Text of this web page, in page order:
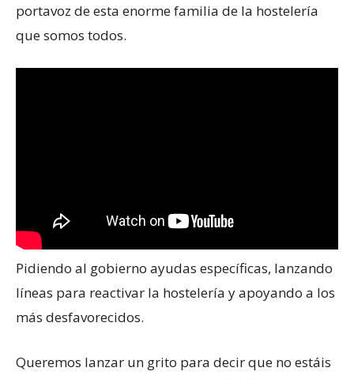
portavoz de esta enorme familia de la hostelería
que somos todos.
Pidiendo al gobierno ayudas específicas, lanzando
líneas para reactivar la hostelería y apoyando a los
más desfavorecidos.
Queremos lanzar un grito para decir que no estáis